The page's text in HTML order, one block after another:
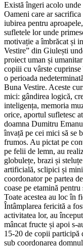
Există îngeri acolo
Oameni care ar
iubirea pentru
sufletele lor unde
motivație a îmbrăcat și
Vestire” din Giulești
proiect uman și
copiii cu vârste cuprinse
o perioada
Buna Vestire. Aceste
mici: gândirea logică,
inteligența, memoria
orice, aportul sufletesc
doamna Dumitru
învață pe cei mici să se
frumos. Au pictat pe
pe felii de lemn, au
globulețe, brazi și
artificială, sclipici și
coordonator pe partea
coase pe etamină
Toate acestea au loc în
Întâmplarea fericită a
activitatea lor, au
mâncat fructe și apoi s-
15-20 de copii participă
sub coordonarea